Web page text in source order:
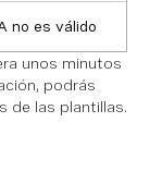
no es válido
unos minutos
podrás
de las plantillas.